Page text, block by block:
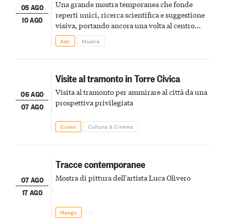
05 AGO
10 AGO
Una grande mostra temporanea che fonde
reperti unici, ricerca scientifica e suggestione
visiva, portando ancora una volta al centro
della scena le meraviglie del passato astigiano
Asti Mostre
06 AGO
07 AGO
Visite al tramonto in Torre Civica
Visita al tramonto per ammirare al città da una
prospettiva privilegiata
Cuneo Cultura & Cinema
07 AGO
17 AGO
Tracce contemporanee
Mostra di pittura dell'artista Luca Olivero
Mango